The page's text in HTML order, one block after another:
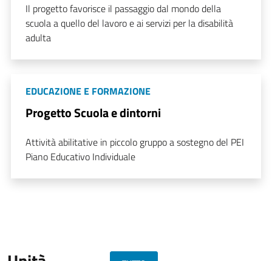
Il progetto favorisce il passaggio dal mondo della
scuola a quello del lavoro e ai servizi per la disabilità
adulta
EDUCAZIONE E FORMAZIONE
Progetto Scuola e dintorni
Attività abilitative in piccolo gruppo a sostegno del PEI
Piano Educativo Individuale